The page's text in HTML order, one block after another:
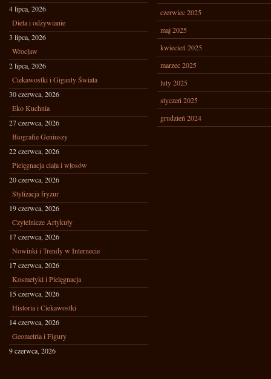
4 lipca, 2026
Dieta i odżywianie
3 lipca, 2026
Wrocław
2 lipca, 2026
Ciekawostki i Giganty Świata
30 czerwca, 2026
Eko Kuchnia
27 czerwca, 2026
Biografie Geniuszy
22 czerwca, 2026
Pielęgnacja ciała i włosów
20 czerwca, 2026
Stylizacja fryzur
19 czerwca, 2026
Czytelnicze Artykuły
17 czerwca, 2026
Nowinki i Trendy w Internecie
17 czerwca, 2026
Kosmetyki i Pielęgnacja
15 czerwca, 2026
Historia i Ciekawostki
14 czerwca, 2026
Geometria i Figury
9 czerwca, 2026
czerwiec 2025
maj 2025
kwiecień 2025
marzec 2025
luty 2025
styczeń 2025
grudzień 2024